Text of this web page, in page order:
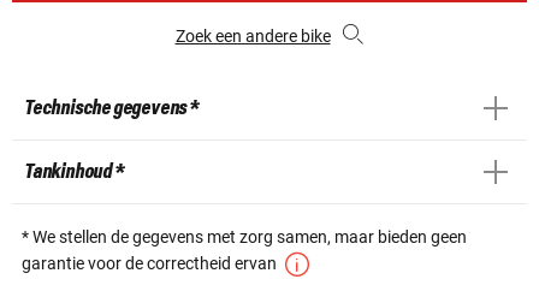
Zoek een andere bike
Technische gegevens *
Tankinhoud *
* We stellen de gegevens met zorg samen, maar bieden geen
garantie voor de correctheid ervan